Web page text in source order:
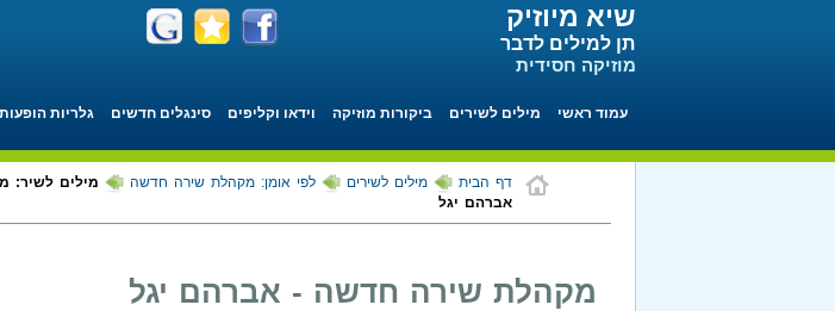
שיא מיוזיק
תן למילים לדבר
מוזיקה חסידית
עמוד ראשי מילים לשירים ביקורות מוזיקה וידאו וקליפים סינגלים חדשים גלריות הופעות
דף הבית מילים לשירים לפי אומן: מקהלת שירה חדשה
מילים לשיר:
אברהם יגל
מקהלת שירה חדשה - אברהם יגל